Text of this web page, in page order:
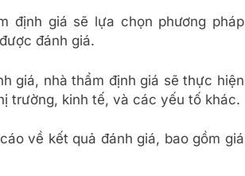
định giá sẽ lựa chọn phương pháp
đánh giá.
giá, nhà thẩm định giá sẽ thực hiện
trường, kinh tế, và các yếu tố khác.
về kết quả đánh giá, bao gồm giá